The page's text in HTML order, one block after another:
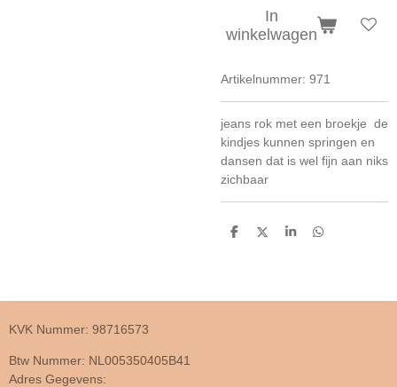
In
winkelwagen
Artikelnummer: 971
jeans rok met een broekje de
kindjes kunnen springen en
dansen dat is wel fijn aan niks
zichbaar
D
D
S
D
KVK Nummer: 98716573
Btw Nummer: NL005350405B41
Adres Gegevens: